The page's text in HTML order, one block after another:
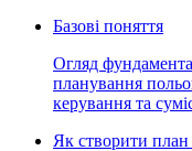
Базові поняття
Огляд
планування
керування та
Як створити план